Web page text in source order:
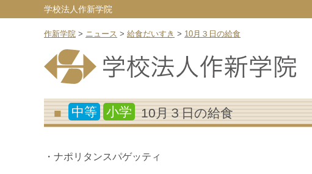
学校法人作新学院
作新学院 > ニュース > 給食だいすき > 10月３日の給食
中等 小学 10月３日の給食
・ナポリタンスパゲッティ